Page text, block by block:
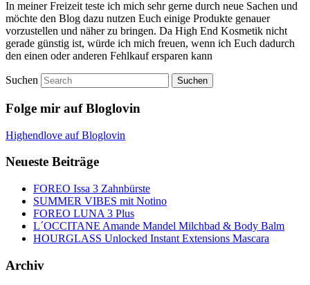
In meiner Freizeit teste ich mich sehr gerne durch neue Sachen und
möchte den Blog dazu nutzen Euch einige Produkte genauer
vorzustellen und näher zu bringen. Da High End Kosmetik nicht
gerade günstig ist, würde ich mich freuen, wenn ich Euch dadurch
den einen oder anderen Fehlkauf ersparen kann
Suchen
Folge mir auf Bloglovin
Highendlove auf Bloglovin
Neueste Beiträge
FOREO Issa 3 Zahnbürste
SUMMER VIBES mit Notino
FOREO LUNA 3 Plus
L´OCCITANE Amande Mandel Milchbad & Body Balm
HOURGLASS Unlocked Instant Extensions Mascara
Archiv